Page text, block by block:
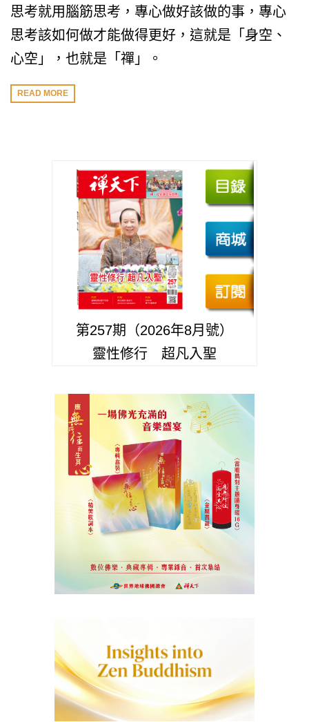
思考就用腦筋思考，專心做好該做的事，專心
思考該如何做才能做得更好，這就是「身空、
心空」，也就是「禪」。
READ MORE
第257期（2026年8月號）
靈性修行 超凡入聖